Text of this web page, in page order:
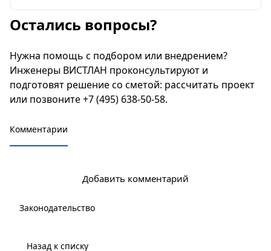
Остались вопросы?
Нужна помощь с подбором или внедрением?
Инженеры ВИСТЛАН проконсультируют и
подготовят решение со сметой: рассчитать проект
или позвоните+7 (495) 638-50-58.
Комментарии
Добавить комментарий
Законодательство
Назад к списку